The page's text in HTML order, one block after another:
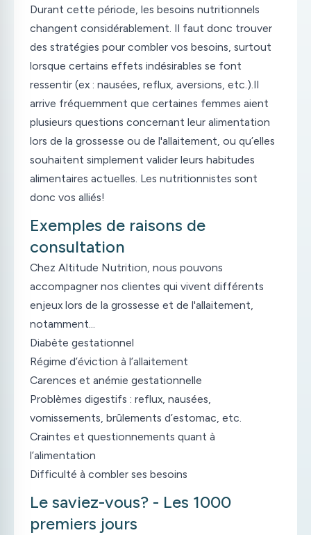
Durant cette période, les besoins nutritionnels
changent considérablement. Il faut donc trouver
des stratégies pour combler vos besoins, surtout
lorsque certains effets indésirables se font
ressentir (ex : nausées, reflux, aversions, etc.).Il
arrive fréquemment que certaines femmes aient
plusieurs questions concernant leur alimentation
lors de la grossesse ou de l'allaitement, ou qu’elles
souhaitent simplement valider leurs habitudes
alimentaires actuelles. Les nutritionnistes sont
donc vos alliés!
Exemples de raisons de
consultation
Chez Altitude Nutrition, nous pouvons
accompagner nos clientes qui vivent différents
enjeux lors de la grossesse et de l'allaitement,
notamment…
Diabète gestationnel
Régime d’éviction à l’allaitement
Carences et anémie gestationnelle
Problèmes digestifs : reflux, nausées,
vomissements, brûlements d’estomac, etc.
Craintes et questionnements quant à
l’alimentation
Difficulté à combler ses besoins
Le saviez-vous? - Les 1000
premiers jours